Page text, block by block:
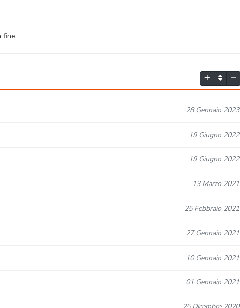
fine.
28 Gennaio 2023
19 Giugno 2022
19 Giugno 2022
13 Marzo 2021
25 Febbraio 2021
27 Gennaio 2021
10 Gennaio 2021
01 Gennaio 2021